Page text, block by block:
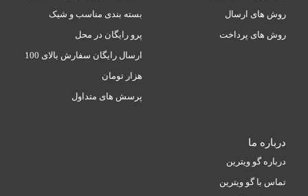
روش های ارسال
روش های پرداخت
بسته بندی مناسب و شیک
پرو رایگان در محل
ارسال رایگان سفارش بالای 100
هزار تومان
پرسش های متداول
درباره ما
درباره گو ویترین
تماس با گو ویترین